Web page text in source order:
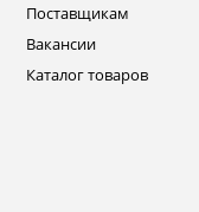
Поставщикам
Вакансии
Каталог товаров